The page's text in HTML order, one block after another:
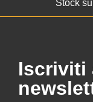
Stock
Iscriviti